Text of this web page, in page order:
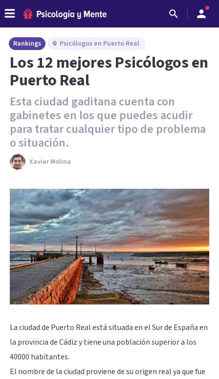
Rankings Psicólogos en Puerto Real
Los 12 mejores Psicólogos en
Puerto Real
Esta ciudad gaditana cuenta con
gabinetes en los que puedes acudir
para tratar cualquier tipo de problema
o situación.
Xavier Molina
La ciudad de Puerto Real está situada en el Sur de España en
la provincia de Cádiz y tiene una población superior a los
40000 habitantes.
El nombre de la ciudad proviene de su origen real ya que fue